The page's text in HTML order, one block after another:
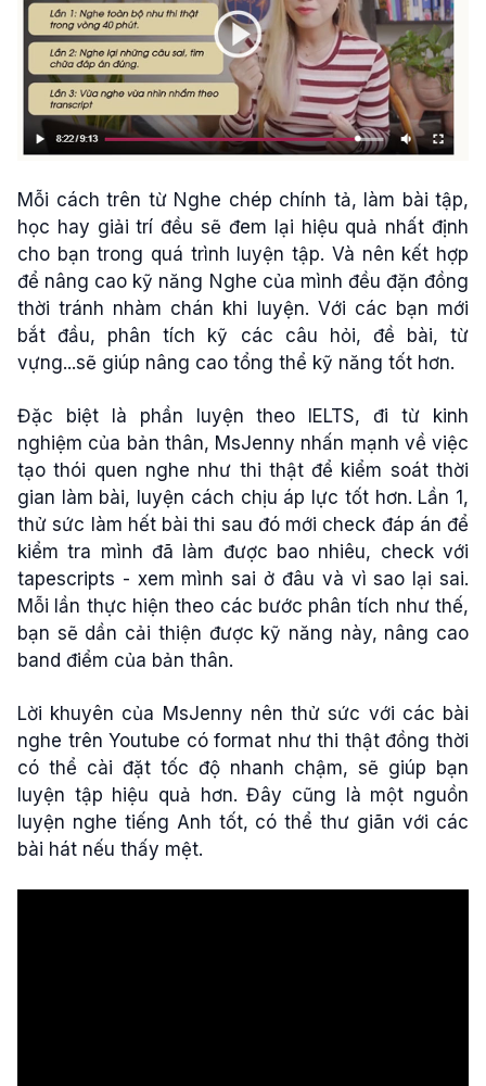
Mỗi cách trên từ Nghe chép chính tả, làm bài tập,
học hay giải trí đều sẽ đem lại hiệu quả nhất định
cho bạn trong quá trình luyện tập. Và nên kết hợp
để nâng cao kỹ năng Nghe của mình đều đặn đồng
thời tránh nhàm chán khi luyện. Với các bạn mới
bắt đầu, phân tích kỹ các câu hỏi, đề bài, từ
vựng...sẽ giúp nâng cao tổng thể kỹ năng tốt hơn.
Đặc biệt là phần luyện theo IELTS, đi từ kinh
nghiệm của bản thân, MsJenny nhấn mạnh về việc
tạo thói quen nghe như thi thật để kiểm soát thời
gian làm bài, luyện cách chịu áp lực tốt hơn. Lần 1,
thử sức làm hết bài thi sau đó mới check đáp án để
kiểm tra mình đã làm được bao nhiêu, check với
tapescripts - xem mình sai ở đâu và vì sao lại sai.
Mỗi lần thực hiện theo các bước phân tích như thế,
bạn sẽ dần cải thiện được kỹ năng này, nâng cao
band điểm của bản thân.
Lời khuyên của MsJenny nên thử sức với các bài
nghe trên Youtube có format như thi thật đồng thời
có thể cài đặt tốc độ nhanh chậm, sẽ giúp bạn
luyện tập hiệu quả hơn. Đây cũng là một nguồn
luyện nghe tiếng Anh tốt, có thể thư giãn với các
bài hát nếu thấy mệt.